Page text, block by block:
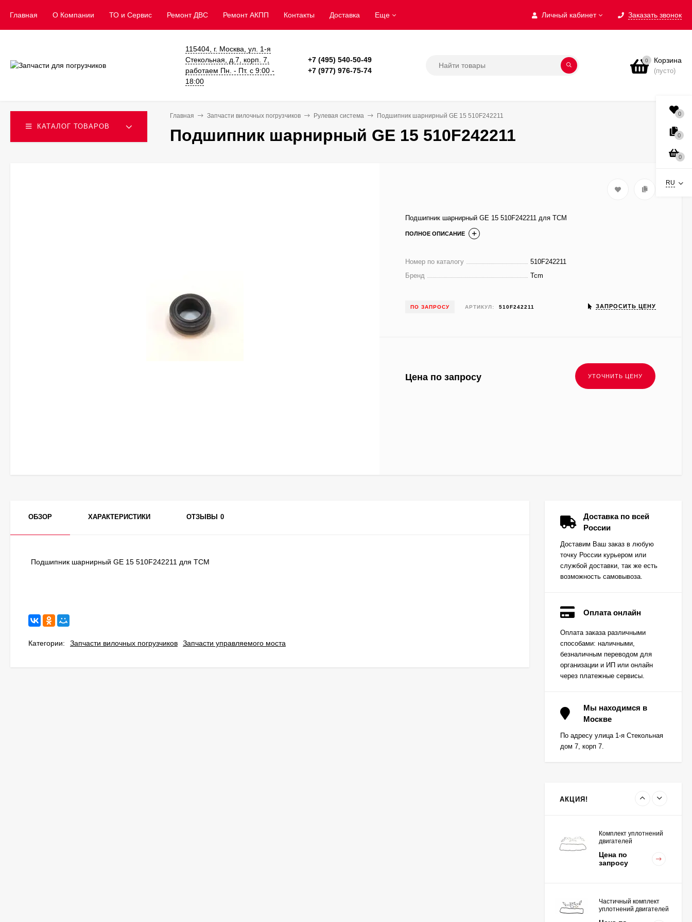
Личный кабинет Заказать звонок
Главная О Компании ТО и Сервис ​Ремонт ДВС Ремонт АКПП Контакты Доставка Еще
115404, г. Москва, ул. 1-я
Стекольная, д.7, корп. 7,
работаем Пн. - Пт. с 9:00 -
18:00
+7 (495) 540-50-49
+7 (977) 976-75-74
0 Корзина
(пусто)
КАТАЛОГ ТОВАРОВ
Главная Запчасти вилочных погрузчиков Рулевая система Подшипник шарнирный GE 15 510F242211
Подшипник шарнирный GE 15 510F242211
Подшипник шарнирный GE 15 510F242211 для TCM
ПОЛНОЕ ОПИСАНИЕ
Номер по каталогу
510F242211
Бренд
Tcm
ПО ЗАПРОСУ АРТИКУЛ: 510F242211 ЗАПРОСИТЬ ЦЕНУ
Цена по запросу
ОБЗОР ХАРАКТЕРИСТИКИ ОТЗЫВЫ 0
Подшипник шарнирный GE 15 510F242211 для TCM
Категории: Запчасти вилочных погрузчиков Запчасти управляемого моста
Доставка по всей
России
Доставим Ваш заказ в любую
точку России курьером или
службой доставки, так же есть
возможность самовывоза.
Оплата онлайн
Оплата заказа различными
способами: наличными,
безналичным переводом для
организации и ИП или онлайн
через платежные сервисы.
Мы находимся в
Москве
По адресу улица 1-я Стекольная
дом 7, корп 7.
АКЦИЯ!
Вкладыш коренной
(0,25) (1шт - 1
половинка) для
двигателей
K15,K21,K25
запросу
(1шт - 1 половинка) для
двигателей
K15,K21,K25
Цена по
Комплект уплотнений
двигателей
Цена по
запросу
Частичный комплект
уплотнений двигателей
0
0
0
RU